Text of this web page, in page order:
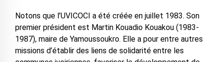
Notons que l’UVICOCI a été créée en juillet 1983. Son
premier président est Martin Kouadio Kouakou (1983-
1987), maire de Yamoussoukro. Elle a pour entre autres
missions d’établir des liens de solidarité entre les